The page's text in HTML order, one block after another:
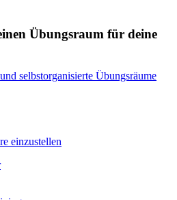
Übungsraum für deine
selbstorganisierte Übungsräume
einzustellen